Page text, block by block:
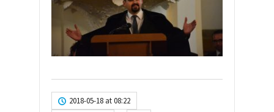
2018-05-18 at 08:22